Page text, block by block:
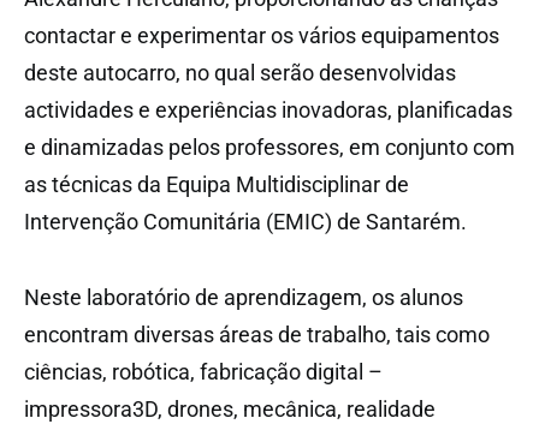
contactar e experimentar os vários equipamentos
deste autocarro, no qual serão desenvolvidas
actividades e experiências inovadoras, planificadas
e dinamizadas pelos professores, em conjunto com
as técnicas da Equipa Multidisciplinar de
Intervenção Comunitária (EMIC) de Santarém.
Neste laboratório de aprendizagem, os alunos
encontram diversas áreas de trabalho, tais como
ciências, robótica, fabricação digital –
impressora3D, drones, mecânica, realidade